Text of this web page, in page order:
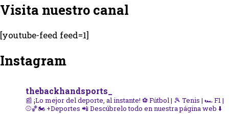
Visita nuestro canal
[youtube-feed feed=1]
Instagram
thebackhandsports_
📰 ¡Lo mejor del deporte, al instante! ⚽ Fútbol | 🎾 Tenis | 🏎️ F1 |
⚾🏀🏍️ +Deportes 📲 Descúbrelo todo en nuestra página web ⬇️